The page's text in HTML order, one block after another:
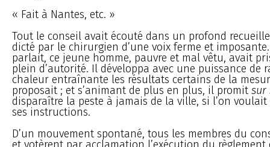
« Fait à Nantes, etc. »
Tout le conseil avait écouté dans un profond
dicté par le chirurgien d’une voix ferme et
parlait, ce jeune homme, pauvre et mal vêtu, avait
plein d’autorité. Il développa avec une puissance de
chaleur entraînante les résultats certains de la
proposait ; et s’animant de plus en plus, il promit sur
disparaître la peste à jamais de la ville, si l’on
ses instructions.
D’un mouvement spontané, tous les membres du